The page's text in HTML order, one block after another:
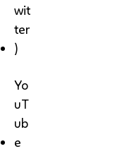
wit
ter
)
Yo
uT
ub
e